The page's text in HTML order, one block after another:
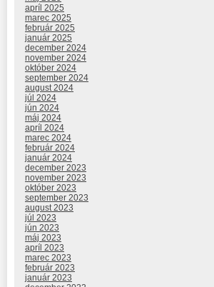
apríl 2025
marec 2025
február 2025
január 2025
december 2024
november 2024
október 2024
september 2024
august 2024
júl 2024
jún 2024
máj 2024
apríl 2024
marec 2024
február 2024
január 2024
december 2023
november 2023
október 2023
september 2023
august 2023
júl 2023
jún 2023
máj 2023
apríl 2023
marec 2023
február 2023
január 2023